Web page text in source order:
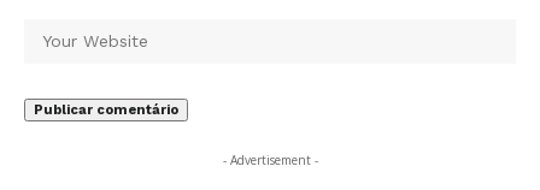
- Advertisement -